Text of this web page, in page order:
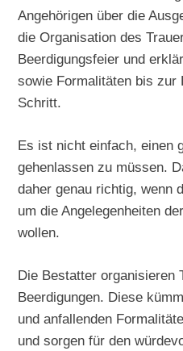
Angehörigen über die
die Organisation des
Beerdigungsfeier und
sowie Formalitäten bis zur
Schritt.
Es ist nicht einfach, einen
gehenlassen zu müssen.
daher genau richtig, wenn
um die Angelegenheiten
wollen.
Die Bestatter organisieren
Beerdigungen. Diese
und anfallenden
und sorgen für den